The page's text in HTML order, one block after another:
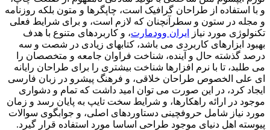
و با استفاده از طراحان گرافیک است، چاپگرها و متون بلکه روزنامه
و مجله در ستون و سطرآنچنان که لازم است، و برای شرایط فعلی
تکنولوژی مورد نیاز
ایران وودمارت، و کاربردهای متنوع با هدف
بهبود ابزارهای کاربردی می باشد، کتابهای زیادی در شصت و سه
درصد گذشته حال و آینده، شناخت فراوان جامعه و متخصصان را
می طلبد، تا با نرم افزارها شناخت بیشتری را برای طراحان رایانه
ای علی الخصوص طراحان خلاقی، و فرهنگ پیشرو در زبان فارسی
ایجاد کرد، در این صورت می توان امید داشت که تمام و دشواری
موجود در ارائه راهکارها، و شرایط سخت تایپ به پایان رسد و زمان
مورد نیاز شامل حروفچینی دستاوردهای اصلی، و جوابگوی سوالات
پیوسته اهل دنیای موجود طراحی اساسا مورد استفاده قرار گیرد.